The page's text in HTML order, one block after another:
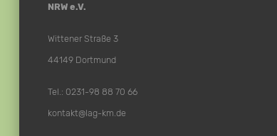
NRW e.V.
Wittener Straße 3
44149 Dortmund
Tel.: 0231-98 88 70 66
kontakt@lag-km.de